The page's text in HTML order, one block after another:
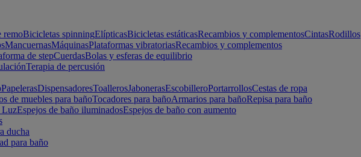
remoBicicletas spinningElípticasBicicletas estáticasRecambios y complementosCintasRodillos
MancuernasMáquinasPlataformas vibratoriasRecambios y complementos
de stepCuerdasBolas y esferas de equilibrio
Terapia de percusión
PapelerasDispensadoresToallerosJabonerasEscobilleroPortarrollosCestas de ropa
de muebles para bañoTocadores para bañoArmarios para bañoRepisa para baño
LuzEspejos de baño iluminadosEspejos de baño con aumento
ducha
para baño